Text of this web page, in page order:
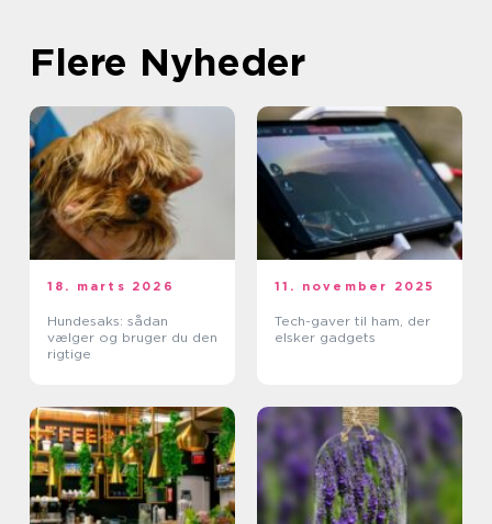
Flere Nyheder
18. marts 2026
Hundesaks: sådan
vælger og bruger du den
rigtige
11. november 2025
Tech-gaver til ham, der
elsker gadgets